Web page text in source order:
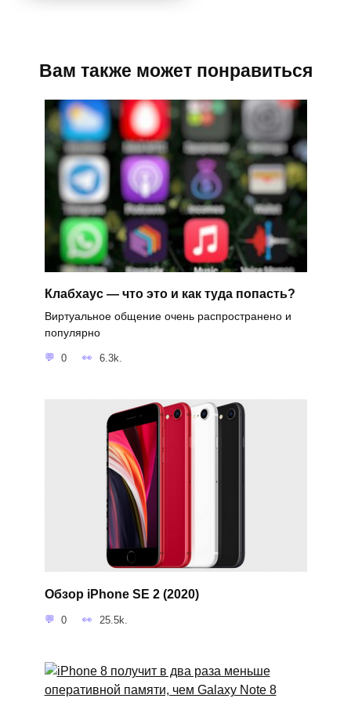
Вам также может понравиться
Клабхаус — что это и как туда попасть?
Виртуальное общение очень распространено и
популярно
0 6.3k.
Обзор iPhone SE 2 (2020)
0 25.5k.